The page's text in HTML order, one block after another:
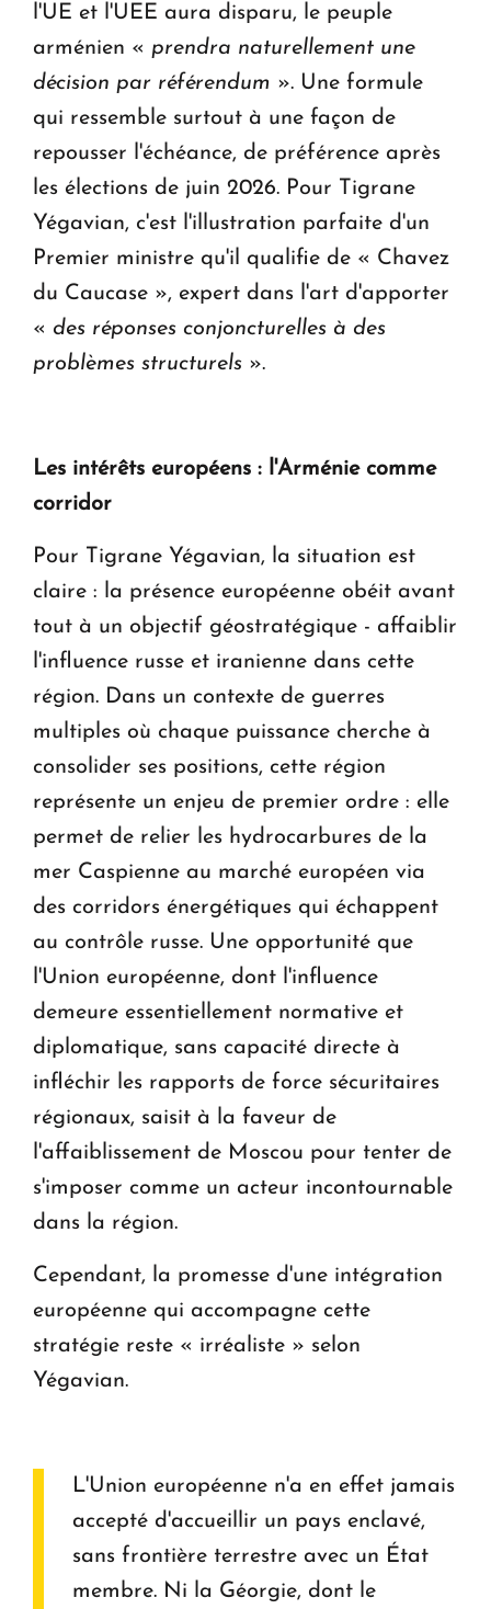
l'UE et l'UEE aura disparu, le peuple
arménien « prendra naturellement une
décision par référendum ». Une formule
qui ressemble surtout à une façon de
repousser l'échéance, de préférence après
les élections de juin 2026. Pour Tigrane
Yégavian, c'est l'illustration parfaite d'un
Premier ministre qu'il qualifie de « Chavez
du Caucase », expert dans l'art d'apporter
« des réponses conjoncturelles à des
problèmes structurels ».
Les intérêts européens : l'Arménie comme
corridor
Pour Tigrane Yégavian, la situation est
claire : la présence européenne obéit avant
tout à un objectif géostratégique - affaiblir
l'influence russe et iranienne dans cette
région. Dans un contexte de guerres
multiples où chaque puissance cherche à
consolider ses positions, cette région
représente un enjeu de premier ordre : elle
permet de relier les hydrocarbures de la
mer Caspienne au marché européen via
des corridors énergétiques qui échappent
au contrôle russe. Une opportunité que
l'Union européenne, dont l'influence
demeure essentiellement normative et
diplomatique, sans capacité directe à
infléchir les rapports de force sécuritaires
régionaux, saisit à la faveur de
l'affaiblissement de Moscou pour tenter de
s'imposer comme un acteur incontournable
dans la région.
Cependant, la promesse d'une intégration
européenne qui accompagne cette
stratégie reste « irréaliste » selon
Yégavian.
L'Union européenne n'a en effet jamais
accepté d'accueillir un pays enclavé,
sans frontière terrestre avec un État
membre. Ni la Géorgie, dont le